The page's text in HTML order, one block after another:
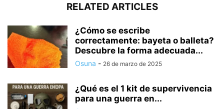
RELATED ARTICLES
¿Cómo se escribe
correctamente: bayeta o balleta?
Descubre la forma adecuada...
Osuna - 26 de marzo de 2025
¿Qué es el 1 kit de supervivencia
para una guerra en...